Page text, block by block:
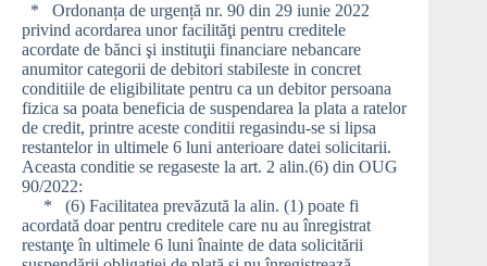
* Ordonanța de urgență nr. 90 din 29 iunie 2022
privind acordarea unor facilităţi pentru creditele
acordate de bănci şi instituţii financiare nebancare
anumitor categorii de debitori stabileste in concret
conditiile de eligibilitate pentru ca un debitor persoana
fizica sa poata beneficia de suspendarea la plata a ratelor
de credit, printre aceste conditii regasindu-se si lipsa
restantelor in ultimele 6 luni anterioare datei solicitarii.
Aceasta conditie se regaseste la art. 2 alin.(6) din OUG
90/2022:
* (6) Facilitatea prevăzută la alin. (1) poate fi
acordată doar pentru creditele care nu au înregistrat
restanţe în ultimele 6 luni înainte de data solicitării